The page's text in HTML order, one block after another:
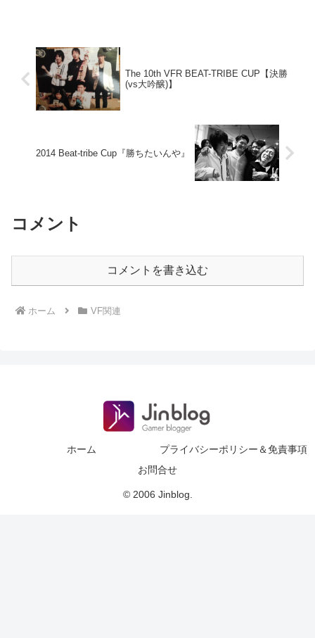
The 10th VFR BEAT-TRIBE CUP【決勝
(vs大吟醸)】
2014 Beat-tribe Cup『勝ちたいんや』
コメント
コメントを書き込む
ホーム VF関連
ホーム
プライバシーポリシー＆免責事項
お問合せ
© 2006 Jinblog.